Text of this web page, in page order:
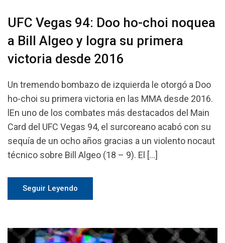
UFC Vegas 94: Doo ho-choi noquea
a Bill Algeo y logra su primera
victoria desde 2016
Un tremendo bombazo de izquierda le otorgó a Doo
ho-choi su primera victoria en las MMA desde 2016.
lEn uno de los combates más destacados del Main
Card del UFC Vegas 94, el surcoreano acabó con su
sequía de un ocho años gracias a un violento nocaut
técnico sobre Bill Algeo (18 – 9). El […]
Seguir Leyendo